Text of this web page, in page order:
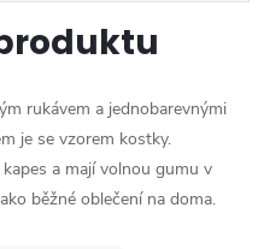
rukávem a jednobarevnými
je se vzorem kostky.
a mají volnou gumu v
běžné oblečení na doma.